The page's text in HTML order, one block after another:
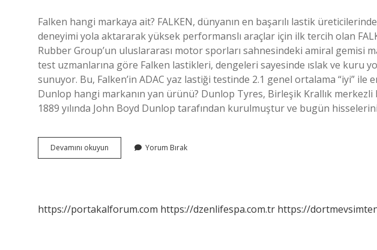
Falken hangi markaya ait? FALKEN, dünyanın en başarılı lastik
deneyimi yola aktararak yüksek performanslı araçlar için ilk tercih olan
Rubber Group’un uluslararası motor sporları sahnesindeki amiral gemisi
test uzmanlarına göre Falken lastikleri, dengeleri sayesinde ıslak ve kuru
sunuyor. Bu, Falken’in ADAC yaz lastiği testinde 2.1 genel ortalama “iyi” ile
Dunlop hangi markanın yan ürünü? Dunlop Tyres, Birleşik Krallık
1889 yılında John Boyd Dunlop tarafından kurulmuştur ve bugün
Devamını okuyun
Hangi
Yorum Bırak
https://portakalforum.com https://dzenlifespa.com.tr https://